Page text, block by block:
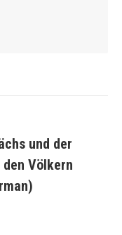
und der
Völkern